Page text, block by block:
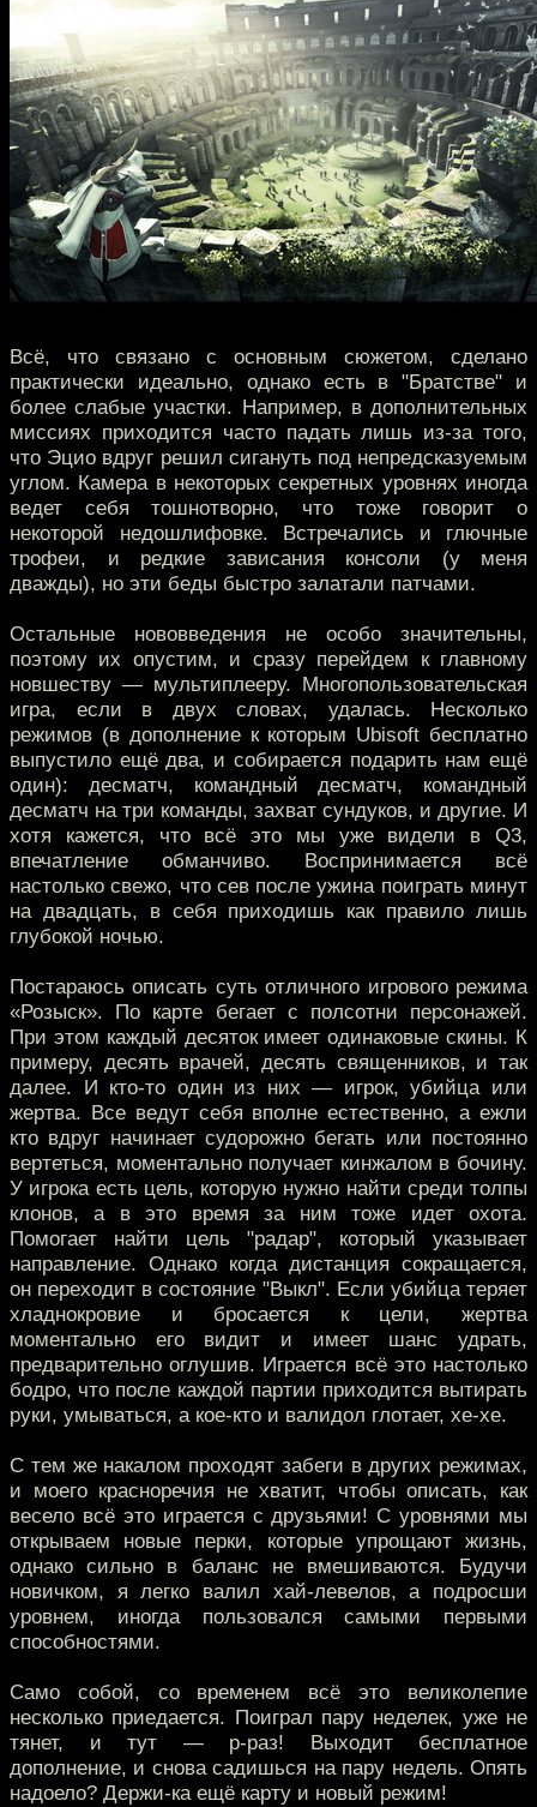
Всё, что связано с основным сюжетом, сделано
практически идеально, однако есть в "Братстве" и
более слабые участки. Например, в дополнительных
миссиях приходится часто падать лишь из-за того,
что Эцио вдруг решил сигануть под непредсказуемым
углом. Камера в некоторых секретных уровнях иногда
ведет себя тошнотворно, что тоже говорит о
некоторой недошлифовке. Встречались и глючные
трофеи, и редкие зависания консоли (у меня
дважды), но эти беды быстро залатали патчами.
Остальные нововведения не особо значительны,
поэтому их опустим, и сразу перейдем к главному
новшеству — мультиплееру. Многопользовательская
игра, если в двух словах, удалась. Несколько
режимов (в дополнение к которым Ubisoft бесплатно
выпустило ещё два, и собирается подарить нам ещё
один): десматч, командный десматч, командный
десматч на три команды, захват сундуков, и другие. И
хотя кажется, что всё это мы уже видели в Q3,
впечатление обманчиво. Воспринимается всё
настолько свежо, что сев после ужина поиграть минут
на двадцать, в себя приходишь как правило лишь
глубокой ночью.
Постараюсь описать суть отличного игрового режима
«Розыск». По карте бегает с полсотни персонажей.
При этом каждый десяток имеет одинаковые скины. К
примеру, десять врачей, десять священников, и так
далее. И кто-то один из них — игрок, убийца или
жертва. Все ведут себя вполне естественно, а ежли
кто вдруг начинает судорожно бегать или постоянно
вертеться, моментально получает кинжалом в бочину.
У игрока есть цель, которую нужно найти среди толпы
клонов, а в это время за ним тоже идет охота.
Помогает найти цель "радар", который указывает
направление. Однако когда дистанция сокращается,
он переходит в состояние "Выкл". Если убийца теряет
хладнокровие и бросается к цели, жертва
моментально его видит и имеет шанс удрать,
предварительно оглушив. Играется всё это настолько
бодро, что после каждой партии приходится вытирать
руки, умываться, а кое-кто и валидол глотает, хе-хе.
С тем же накалом проходят забеги в других режимах,
и моего красноречия не хватит, чтобы описать, как
весело всё это играется с друзьями! С уровнями мы
открываем новые перки, которые упрощают жизнь,
однако сильно в баланс не вмешиваются. Будучи
новичком, я легко валил хай-левелов, а подросши
уровнем, иногда пользовался самыми первыми
способностями.
Само собой, со временем всё это великолепие
несколько приедается. Поиграл пару неделек, уже не
тянет, и тут — р-раз! Выходит бесплатное
дополнение, и снова садишься на пару недель. Опять
надоело? Держи-ка ещё карту и новый режим!